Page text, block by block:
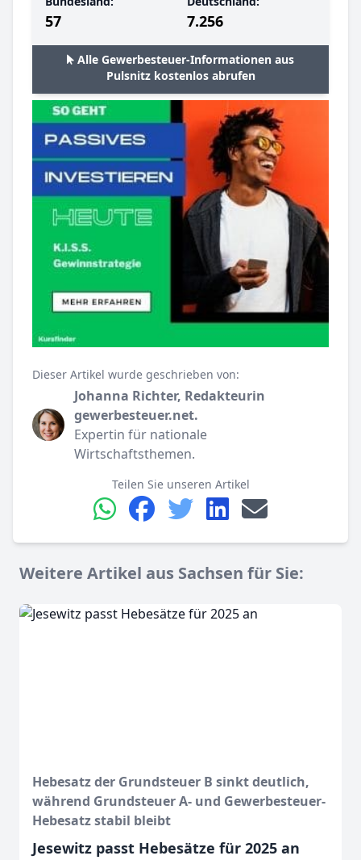
57 7.256
Alle Gewerbesteuer-Informationen aus
Pulsnitz kostenlos abrufen
Dieser Artikel wurde geschrieben von:
Johanna Richter, Redakteurin
gewerbesteuer.net.
Expertin für nationale
Wirtschaftsthemen.
Teilen Sie unseren Artikel
Weitere Artikel aus Sachsen für Sie:
Hebesatz der Grundsteuer B sinkt deutlich,
während Grundsteuer A- und Gewerbesteuer-
Hebesatz stabil bleibt
Jesewitz passt Hebesätze für 2025 an